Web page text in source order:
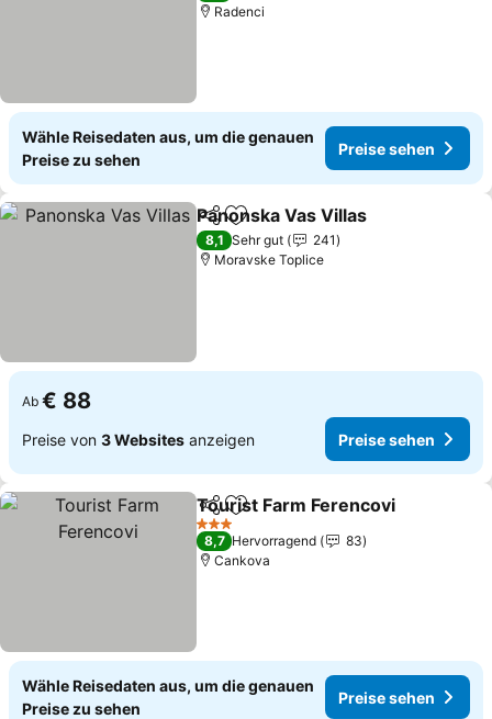
Radenci
Wähle Reisedaten aus, um die genauen
Preise zu sehen
Preise sehen
TeilenZu Favoriten hinzufügen
Panonska Vas Villas
8,1 Sehr gut
241
Moravske Toplice
Ab € 88
Preise von 3 Websites anzeigen Preise sehen
TeilenZu Favoriten hinzufügen
Tourist Farm Ferencovi
3 Sterne
8,7 Hervorragend
83
Cankova
Wähle Reisedaten aus, um die genauen
Preise zu sehen
Preise sehen